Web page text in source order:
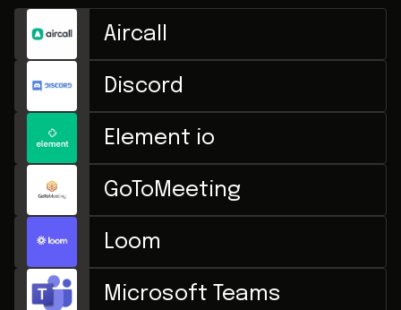
Aircall
Discord
Element io
GoToMeeting
Loom
Microsoft Teams